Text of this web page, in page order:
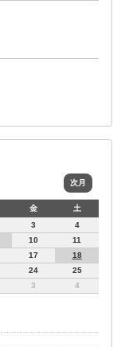
次月
金
土
3
4
10
11
17
18
24
25
3 4